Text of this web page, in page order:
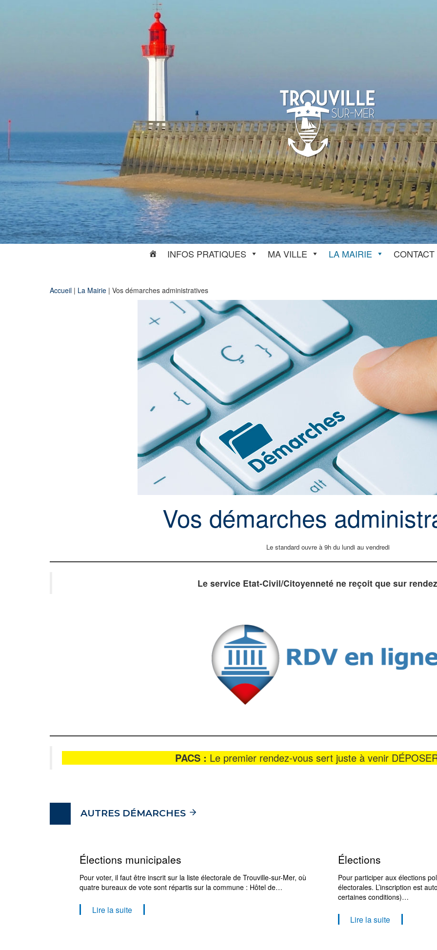
TROUVILLE-SUR-MER
INFOS PRATIQUES MA VILLE LA MAIRIE CONTACT
Accueil | La Mairie | Vos démarches administratives
Vos démarches
Le standard ouvre à 9h du lundi au vendredi
Le service Etat-Civil/Citoyenneté ne reçoit que sur
PACS : Le premier rendez-vous sert juste à venir
AUTRES DÉMARCHES
Élections municipales
Pour voter, il faut être inscrit sur la liste électorale de Trouville-sur-Mer, où
quatre bureaux de vote sont répartis sur la commune : Hôtel de…
Lire la suite
Élections
Pour participer aux élections
électorales. L’inscription est
certaines conditions)…
Lire la suite